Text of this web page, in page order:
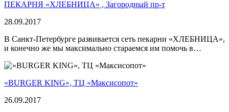
ПЕКАРНЯ «ХЛЕБНИЦА» , Загородный пр-т
28.09.2017
В Санкт-Петербурге развивается сеть пекарни «ХЛЕБНИЦА»,
и конечно же мы максимально стараемся им помочь в…
«BURGER KING», ТЦ «Максисопот»
26.09.2017